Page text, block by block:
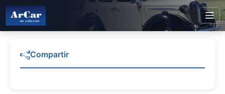
Compartir